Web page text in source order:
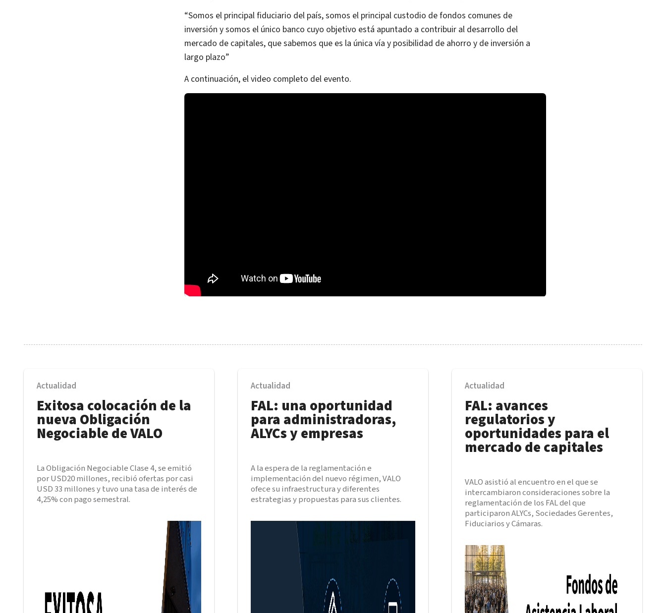
“Somos el principal fiduciario del país, somos el principal custodio de fondos comunes de
inversión y somos el único banco cuyo objetivo está apuntado a contribuir al desarrollo del
mercado de capitales, que sabemos que es la única vía y posibilidad de ahorro y de inversión a
largo plazo”
A continuación, el video completo del evento.
Actualidad
Exitosa colocación de la
nueva Obligación
Negociable de VALO
La Obligación Negociable Clase 4, se emitió
por USD20 millones, recibió ofertas por casi
USD 33 millones y tuvo una tasa de interés de
4,25% con pago semestral.
Actualidad
FAL: una oportunidad
para administradoras,
ALYCs y empresas
A la espera de la reglamentación e
implementación del nuevo régimen, VALO
ofece su infraestructura y diferentes
estrategias y propuestas para sus clientes.
Actualidad
FAL: avances
regulatorios y
oportunidades para el
mercado de capitales
VALO asistió al encuentro en el que se
intercambiaron consideraciones sobre la
reglamentación de los FAL del que
participaron ALYCs, Sociedades Gerentes,
Fiduciarios y Cámaras.